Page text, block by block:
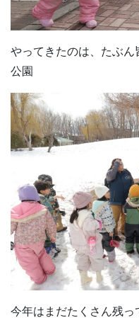
やってきたのは、たぶ
公園
今年はまだたくさん残っ